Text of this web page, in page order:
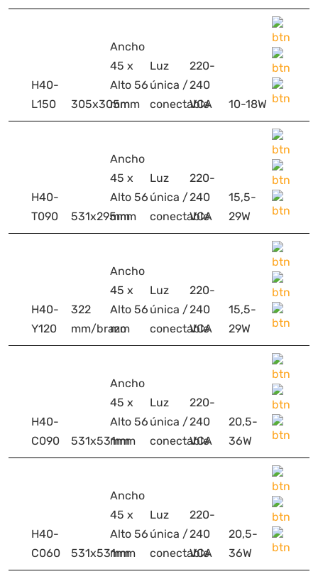
H40-
L150
305x305mm
Ancho
45 x
Alto 56
mm
Luz
única /
conectable
220-
240
VCA
10-18W
H40-
T090
531x295mm
Ancho
45 x
Alto 56
mm
Luz
única /
conectable
220-
240
VCA
15,5-
29W
H40-
Y120
322
mm/brazo
Ancho
45 x
Alto 56
mm
Luz
única /
conectable
220-
240
VCA
15,5-
29W
H40-
C090
531x531mm
Ancho
45 x
Alto 56
mm
Luz
única /
conectable
220-
240
VCA
20,5-
36W
H40-
C060
531x531mm
Ancho
45 x
Alto 56
mm
Luz
única /
conectable
220-
240
VCA
20,5-
36W